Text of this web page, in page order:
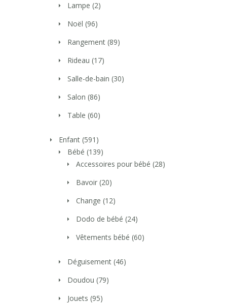
Lampe (2)
Noël (96)
Rangement (89)
Rideau (17)
Salle-de-bain (30)
Salon (86)
Table (60)
Enfant (591)
Bébé (139)
Accessoires pour bébé (28)
Bavoir (20)
Change (12)
Dodo de bébé (24)
Vêtements bébé (60)
Déguisement (46)
Doudou (79)
Jouets (95)